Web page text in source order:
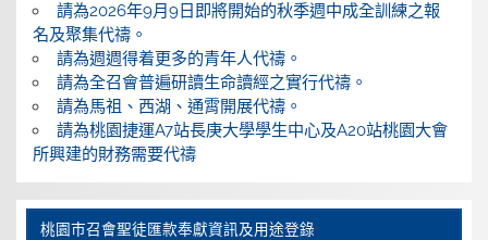
請為2026年9月9日即將開始的秋季週中成全訓練之報
名及聚集代禱。
請為週週得着更多的青年人代禱。
請為全召會普遍研讀生命讀經之實行代禱。
請為馬祖、西湖、通霄開展代禱。
請為桃園捷運A7站長庚大學學生中心及A20站桃園大會
所興建的財務需要代禱
桃園巿召會聖徒匯款奉獻資訊及用途登錄